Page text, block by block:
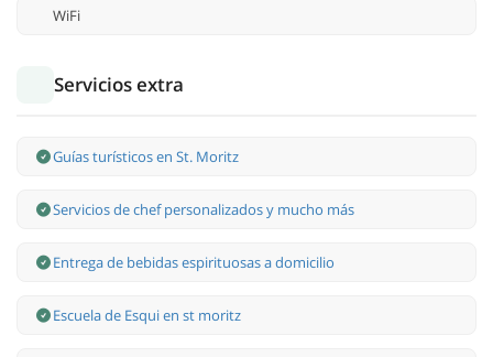
WiFi
Servicios extra
Guías turísticos en St. Moritz
Servicios de chef personalizados y mucho más
Entrega de bebidas espirituosas a domicilio
Escuela de Esqui en st moritz